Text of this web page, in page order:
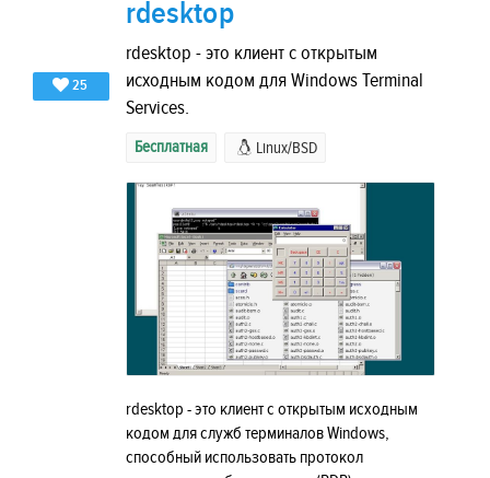
25
rdesktop
rdesktop - это клиент с открытым
исходным кодом для Windows Terminal
Services.
Бесплатная Linux/BSD
rdesktop - это клиент с открытым исходным
кодом для служб терминалов Windows,
способный использовать протокол